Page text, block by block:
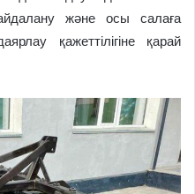
және осы салаға
қажеттілігіне қарай